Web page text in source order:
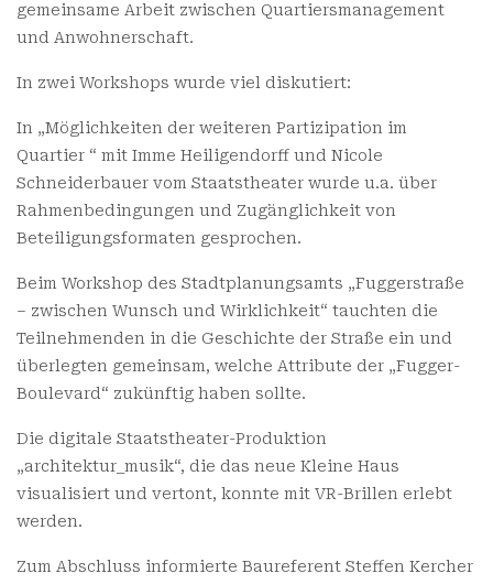
gemeinsame Arbeit zwischen Quartiersmanagement
und Anwohnerschaft.
In zwei Workshops wurde viel diskutiert:
In „Möglichkeiten der weiteren Partizipation im
Quartier “ mit Imme Heiligendorff und Nicole
Schneiderbauer vom Staatstheater wurde u.a. über
Rahmenbedingungen und Zugänglichkeit von
Beteiligungsformaten gesprochen.
Beim Workshop des Stadtplanungsamts „Fuggerstraße
– zwischen Wunsch und Wirklichkeit“ tauchten die
Teilnehmenden in die Geschichte der Straße ein und
überlegten gemeinsam, welche Attribute der „Fugger-
Boulevard“ zukünftig haben sollte.
Die digitale Staatstheater-Produktion
„architektur_musik“, die das neue Kleine Haus
visualisiert und vertont, konnte mit VR-Brillen erlebt
werden.
Zum Abschluss informierte Baureferent Steffen Kercher